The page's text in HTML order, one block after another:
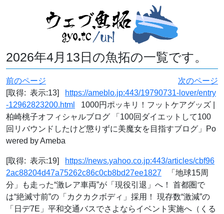
2026年4月13日の魚拓の一覧です。
前のページ
次のページ
[取得: 表示:13]
https://ameblo.jp:443/19790731-lover/entry
-12962823200.html
1000円ポッキリ！フットケアグッズ |
柏崎桃子オフィシャルブログ 「100回ダイエットして100
回リバウンドしたけど懲りずに美魔女を目指すブログ」Po
wered by Ameba
[取得: 表示:19]
https://news.yahoo.co.jp:443/articles/cbf96
2ac88204d47a75262c86c0cb8bd27ee1827 「地球15周
分」も走った“激レア車両”が「現役引退」へ！ 首都圏で
は“絶滅寸前”の「カクカクボディ」採用！ 現存数“激減”の
「日デ7E」平和交通バスでさよならイベント実施へ（くる